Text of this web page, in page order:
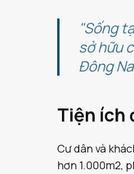
"Sống
sở hữu
Đông
Tiện ích
Cư dân và
hơn 1.000m2,